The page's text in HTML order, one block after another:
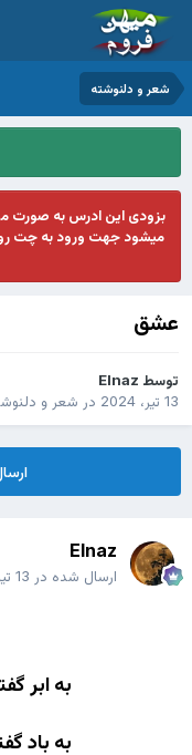
شعر و دلنوشته
بزودی این ادرس به صورت
میشود جهت ورود به چت
عشق
توسط Elnaz
13 تیر، 2024
در شعر و
Elnaz
ارسال شده در 13 تیر، 2024
به ابر
به باد